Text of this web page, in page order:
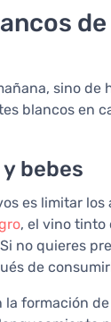
sino
blancos en
bebes
es limitar
, el vino tinto
no quieres
de
formación